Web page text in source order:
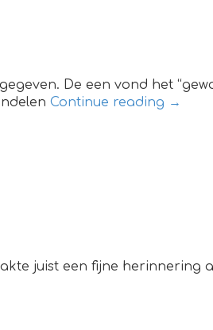
De een vond het
Continue reading →
juist een fijne herinnering